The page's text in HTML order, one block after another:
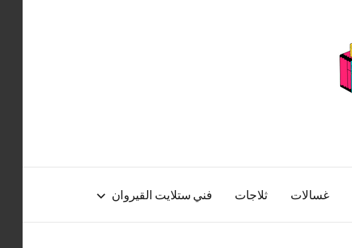
غسالات ثلاجات فني ستلايت القيروان